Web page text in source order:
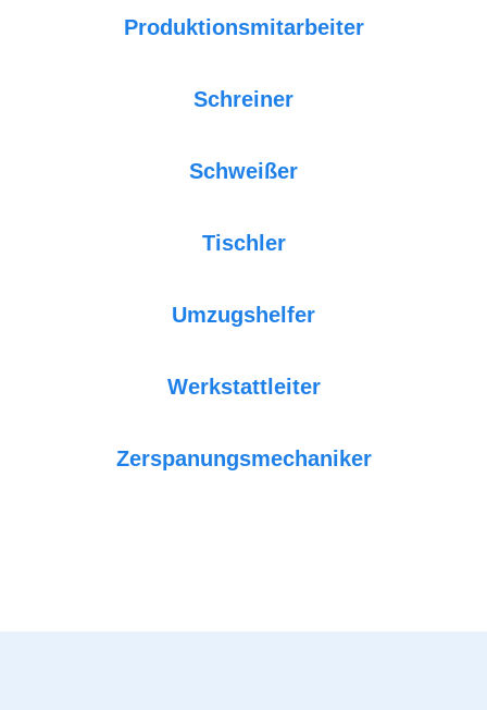
Produktionsmitarbeiter
Schreiner
Schweißer
Tischler
Umzugshelfer
Werkstattleiter
Zerspanungsmechaniker